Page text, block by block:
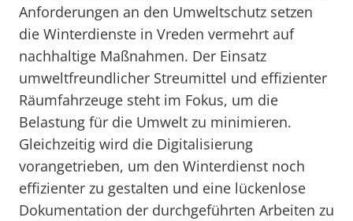
Anforderungen an den Umweltschutz setzen
die Winterdienste in Vreden vermehrt auf
nachhaltige Maßnahmen. Der Einsatz
umweltfreundlicher Streumittel und effizienter
Räumfahrzeuge steht im Fokus, um die
Belastung für die Umwelt zu minimieren.
Gleichzeitig wird die Digitalisierung
vorangetrieben, um den Winterdienst noch
effizienter zu gestalten und eine lückenlose
Dokumentation der durchgeführten Arbeiten zu